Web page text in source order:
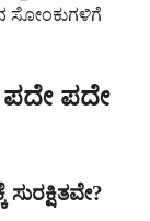
ಸೋಂಕುಗಳಿಗೆ
ಪದೇ ಪದೇ